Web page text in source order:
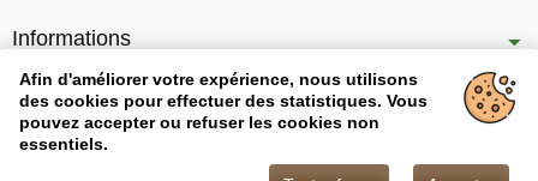
Informations
Nos produits
Notre société
Afin d'améliorer votre expérience, nous utilisons
des cookies pour effectuer des statistiques. Vous
pouvez accepter ou refuser les cookies non
essentiels.